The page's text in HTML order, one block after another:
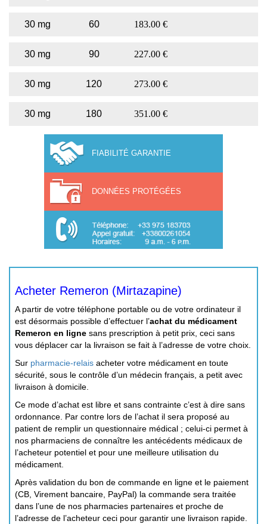
30 mg 60 183.00 €
30 mg 90 227.00 €
30 mg 120 273.00 €
30 mg 180 351.00 €
FIABILITÉ GARANTIE
DONNÉES PROTÉGÉES
Acheter Remeron (Mirtazapine)
A partir de votre téléphone portable ou de votre ordinateur il
est désormais possible d’effectuer l’achat du médicament
Remeron en ligne sans prescription à petit prix, ceci sans
vous déplacer car la livraison se fait à l’adresse de votre choix.
Sur pharmacie-relais acheter votre médicament en toute
sécurité, sous le contrôle d’un médecin français, a petit avec
livraison à domicile.
Ce mode d’achat est libre et sans contrainte c’est à dire sans
ordonnance. Par contre lors de l’achat il sera proposé au
patient de remplir un questionnaire médical ; celui-ci permet à
nos pharmaciens de connaître les antécédents médicaux de
l’acheteur potentiel et pour une meilleure utilisation du
médicament.
Après validation du bon de commande en ligne et le paiement
(CB, Virement bancaire, PayPal) la commande sera traitée
dans l’une de nos pharmacies partenaires et proche de
l’adresse de l’acheteur ceci pour garantir une livraison rapide.